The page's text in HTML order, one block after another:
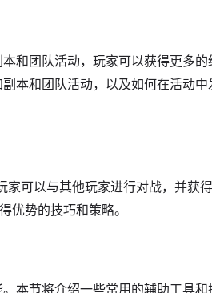
和团队活动，玩家可以获得更多的
本和团队活动，以及如何在活动中
家可以与其他玩家进行对战，并获
优势的技巧和策略。
本节将介绍一些常用的辅助工具和